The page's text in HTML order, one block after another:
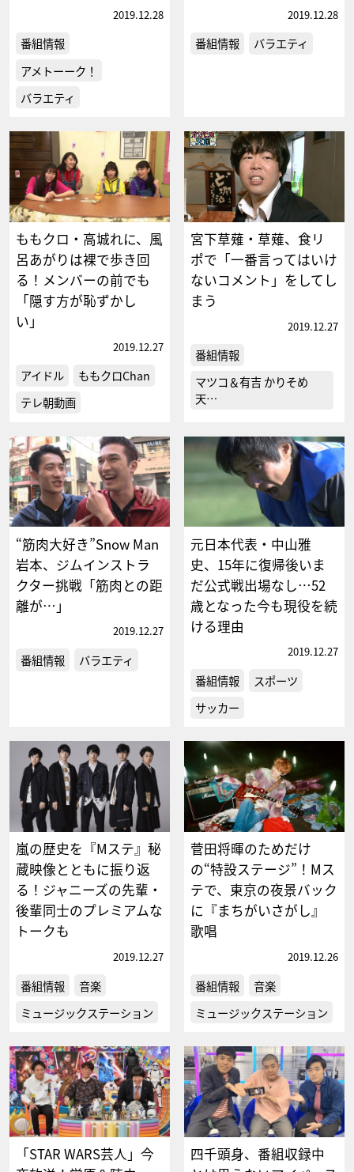
2019.12.28
番組情報
アメトーーク！
バラエティ
2019.12.28
番組情報 バラエティ
ももクロ・高城れに、風
呂あがりは裸で歩き回
る！メンバーの前でも
「隠す方が恥ずかし
い」
2019.12.27
アイドル
ももクロChan
テレ朝動画
宮下草薙・草薙、食リ
ポで「一番言ってはいけ
ないコメント」をしてし
まう
2019.12.27
番組情報
マツコ＆有吉 かりそめ
天…
“筋肉大好き”Snow Man
岩本、ジムインストラ
クター挑戦「筋肉との距
離が…」
2019.12.27
番組情報 バラエティ
元日本代表・中山雅
史、15年に復帰後いま
だ公式戦出場なし…52
歳となった今も現役を続
ける理由
2019.12.27
番組情報
スポーツ
サッカー
嵐の歴史を『Mステ』秘
蔵映像とともに振り返
る！ジャニーズの先輩・
後輩同士のプレミアムな
トークも
2019.12.27
番組情報
音楽
ミュージックステーション
菅田将暉のためだけ
の“特設ステージ”！Mス
テで、東京の夜景バック
に『まちがいさがし』
歌唱
2019.12.26
番組情報
音楽
ミュージックステーション
「STAR WARS芸人」今
四千頭身、番組収録中